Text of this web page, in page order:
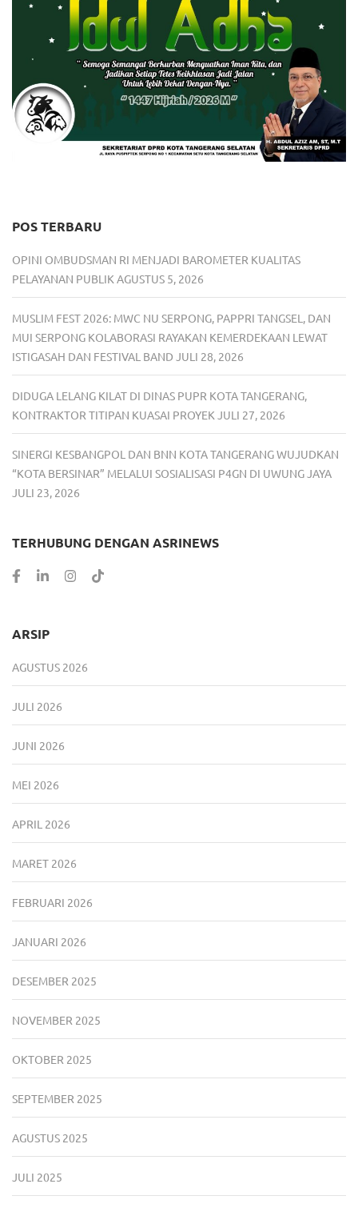
POS TERBARU
OPINI OMBUDSMAN RI MENJADI BAROMETER KUALITAS
PELAYANAN PUBLIK AGUSTUS 5, 2026
MUSLIM FEST 2026: MWC NU SERPONG, PAPPRI TANGSEL, DAN
MUI SERPONG KOLABORASI RAYAKAN KEMERDEKAAN LEWAT
ISTIGASAH DAN FESTIVAL BAND JULI 28, 2026
DIDUGA LELANG KILAT DI DINAS PUPR KOTA TANGERANG,
KONTRAKTOR TITIPAN KUASAI PROYEK JULI 27, 2026
SINERGI KESBANGPOL DAN BNN KOTA TANGERANG WUJUDKAN
“KOTA BERSINAR” MELALUI SOSIALISASI P4GN DI UWUNG JAYA
JULI 23, 2026
TERHUBUNG DENGAN ASRINEWS
ARSIP
AGUSTUS 2026
JULI 2026
JUNI 2026
MEI 2026
APRIL 2026
MARET 2026
FEBRUARI 2026
JANUARI 2026
DESEMBER 2025
NOVEMBER 2025
OKTOBER 2025
SEPTEMBER 2025
AGUSTUS 2025
JULI 2025